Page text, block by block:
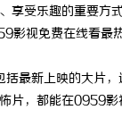
享受乐趣的重要
视免费在线看最
最新上映的大片
片，都能在0959